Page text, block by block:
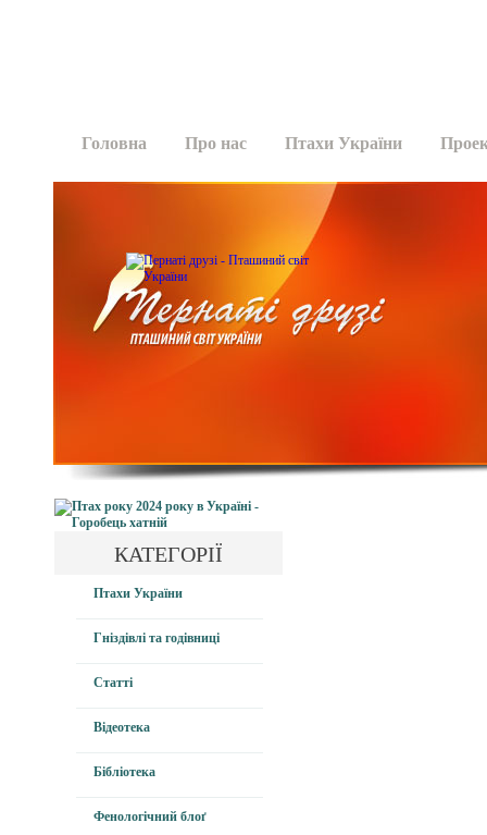
Головна Про нас Птахи України
КАТЕГОРІЇ
Птахи України
Гніздівлі та годівниці
Статті
Відеотека
Бібліотека
Фенологічний блоґ